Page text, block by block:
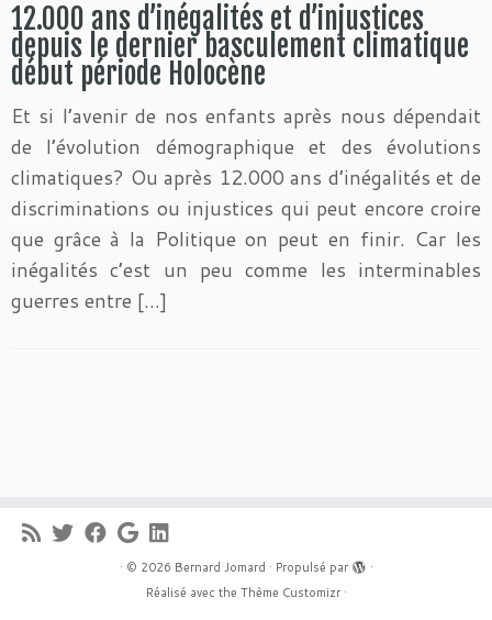
12.000 ans d’inégalités et d’injustices
depuis le dernier basculement climatique
début période Holocène
Et si l’avenir de nos enfants après nous dépendait
de l’évolution démographique et des évolutions
climatiques? Ou après 12.000 ans d’inégalités et de
discriminations ou injustices qui peut encore croire
que grâce à la Politique on peut en finir. Car les
inégalités c’est un peu comme les interminables
guerres entre […]
· © 2026 Bernard Jomard · Propulsé par
·
Réalisé avec the Thème Customizr·